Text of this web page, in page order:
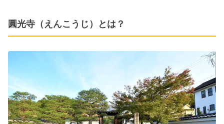
圓光寺（えんこうじ）とは？